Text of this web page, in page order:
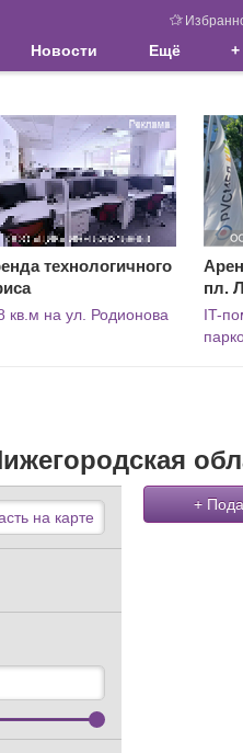
Новости Ещё
технологичного
кв.м на ул. Родионова
пл.
IT-
на карте
+